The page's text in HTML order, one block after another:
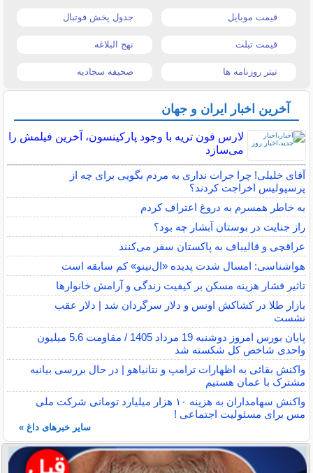
قیمت موبایل جدول پخش فوتبال
قیمت تبلت نهج البلاغه
تیتر روزنامه ها صحیفه سجادیه
آخرین اخبار ایران و جهان
لارس فون تریه با وجود پارکینسون، آخرین فیلمش را
می‌سازد
آقای خلیلی! چرا جرات نداری به مردم بگویی برای چه از
پرسپولیس اخراجت کردند؟
به خاطر همسرم به دروغ اعتراف کردم
راز جنایت در بوستان آبشار چه بود؟
عراقچی و قالیباف به پاکستان سفر می‌کنند
هواشناسی: امسال شدت پدیده «ال‌نینو» کم سابقه است
تاثیر فشار هزینه مسکن بر کیفیت زندگی و آرامش خانوارها
بازار طلا در کشاکش اونس و دلار سرگردان شد | دلار عقب
نشست
پایان بورس امروز دوشنبه 19 مرداد 1405 / مقاومت 5.6 میلیون
واحدی شاخص کل شکسته شد
واکنش بقائی به اظهارات ترامپ و نتانیاهو | در حال بررسی بیانیه
مشترک با عمان هستیم
واکنش سهامداران به هزینه ۱۰ هزار میلیارد تومانی شرکت ملی
مس برای مسئولیت اجتماعی !
سایر خبرهای داغ »